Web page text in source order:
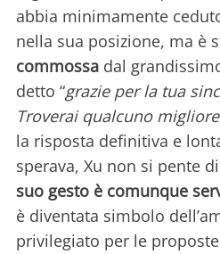
abbia minimamente
nella sua posizione, ma è
commossa dal
detto “grazie per la tua
Troverai qualcuno
la risposta definitiva e
sperava, Xu non si pente
suo gesto è comunque
è diventata simbolo
privilegiato per le